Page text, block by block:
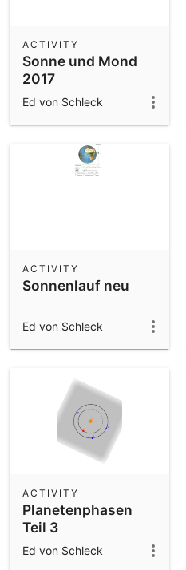
Sonne und Mond
2017
ACTIVITY
Ed von Schleck
Sonnenlauf neu
ACTIVITY
Ed von Schleck
Planetenphasen
Teil 3
ACTIVITY
Ed von Schleck